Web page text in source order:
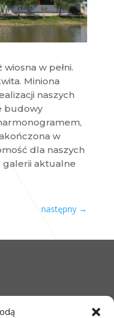
w pełni.
Miniona
naszych
budowy
w
dla naszych
galerii aktualne
następny →